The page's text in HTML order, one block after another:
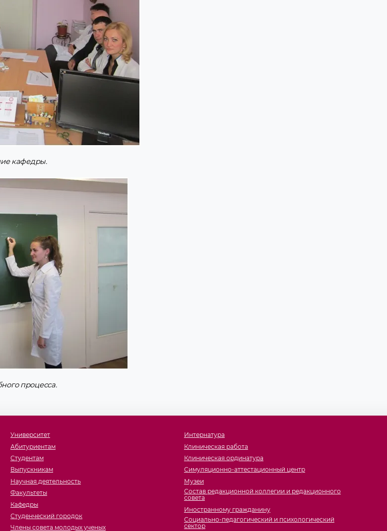
кафедры.
процесса.
Университет
Абитуриентам
Студентам
Выпускникам
Научная деятельность
Факультеты
Кафедры
Студенческий городок
Члены совета молодых ученых
Интернатура
Клиническая работа
Клиническая ординатура
Симуляционно-аттестационный центр
Музеи
Состав редакционной коллегии и редакционного
совета
Иностранному гражданину
Социально-педагогический и психологический
сектор